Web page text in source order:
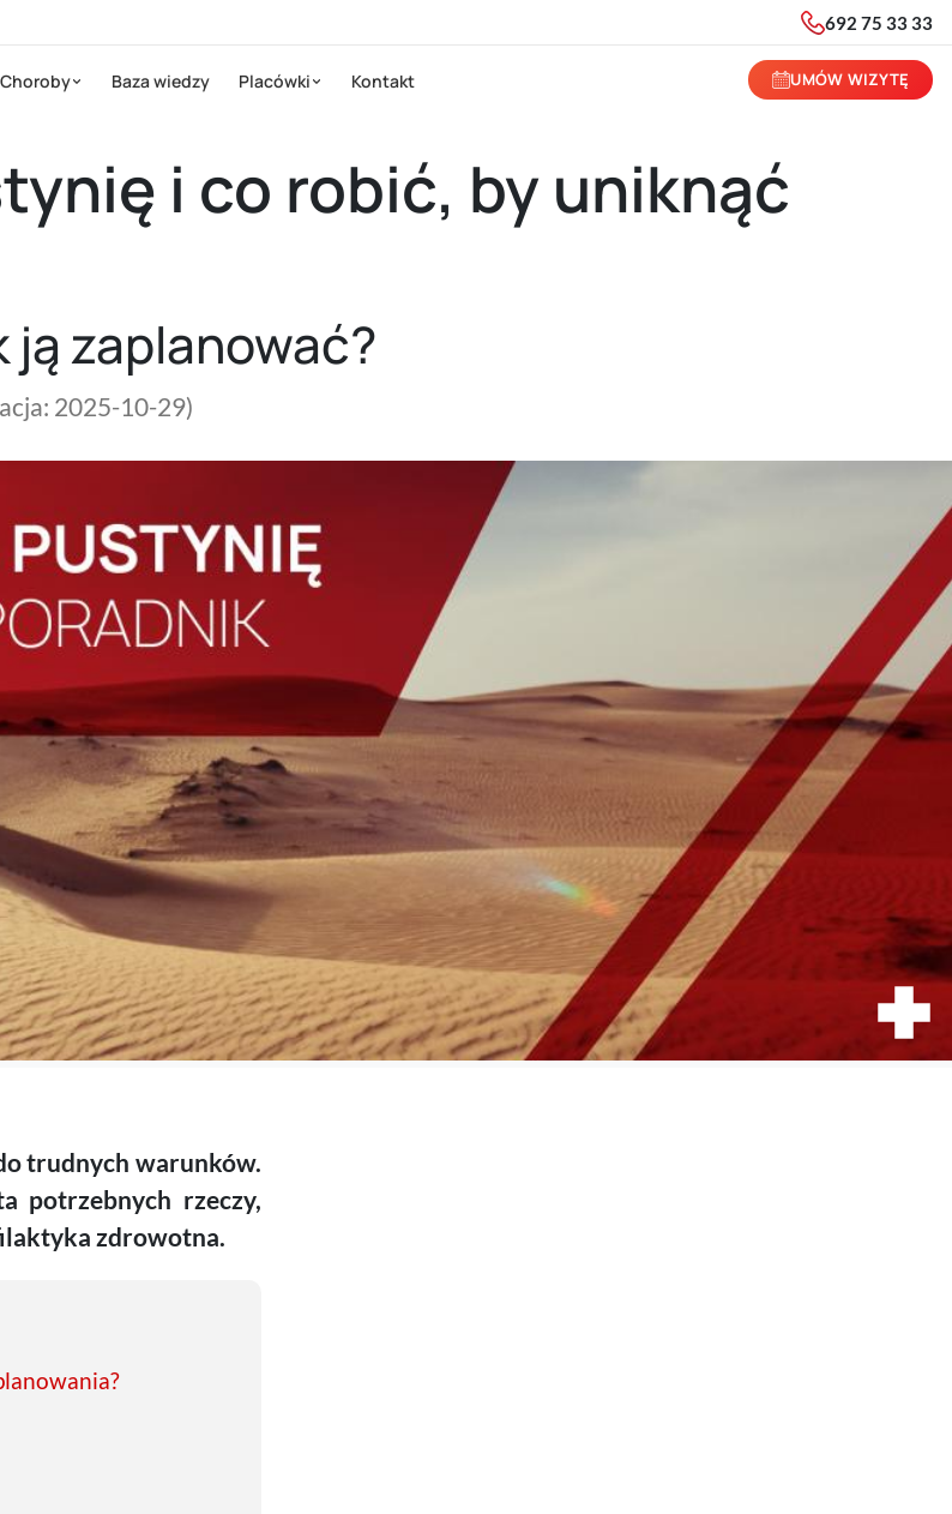
692 75 33 33
Choroby Baza wiedzy Placówki Kontakt UMÓW WIZYTĘ
i co robić, by uniknąć
zaplanować?
2025-10-29)
trudnych warunków.
potrzebnych rzeczy,
zdrowotna.